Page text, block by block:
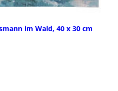
im Wald, 40 x 30 cm